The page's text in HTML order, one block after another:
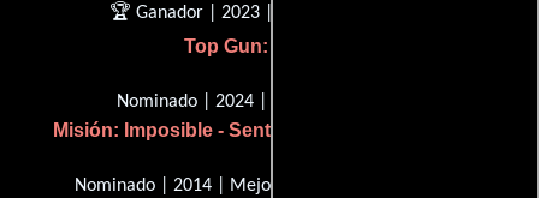
🏆 Ganador | 2023 | Mejor sonido
Top Gun: Maverick
Nominado | 2024 | Mejor sonido
Misión: Imposible - Sentencia mortal - Parte uno
Nominado | 2014 | Mejor mezcla de sonido